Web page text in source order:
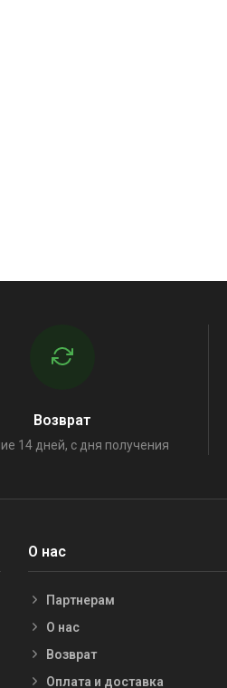
Возврат
14 дней, с дня получения
О нас
Партнерам
О нас
Возврат
Оплата и доставка